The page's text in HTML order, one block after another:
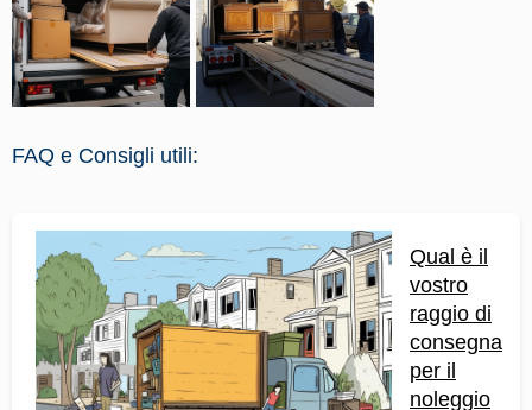
FAQ e Consigli utili:
Qual è il
vostro
raggio di
consegna
per il
noleggio